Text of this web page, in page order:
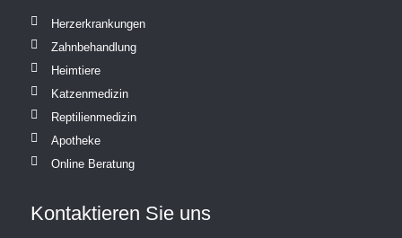
Herzerkrankungen
Zahnbehandlung
Heimtiere
Katzenmedizin
Reptilienmedizin
Apotheke
Online Beratung
Kontaktieren Sie uns